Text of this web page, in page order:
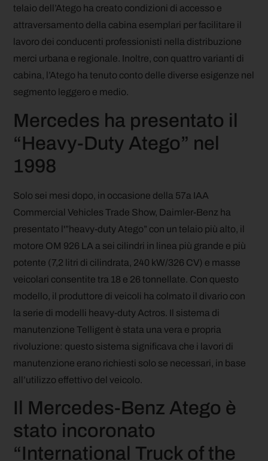
telaio dell’Atego ha creato condizioni di accesso e
attraversamento della cabina esemplari per facilitare il
lavoro dei conducenti professionisti nella distribuzione
merci urbana e regionale. Inoltre, con quattro varianti di
cabina, l’Atego ha tenuto conto delle diverse esigenze nel
segmento leggero e medio.
Mercedes ha presentato il
“Heavy-Duty Atego” nel
1998
Solo sei mesi dopo, in occasione della 57a IAA
Commercial Vehicles Trade Show, Daimler-Benz ha
presentato l'”heavy-duty Atego” con un telaio più alto, il
motore OM 926 LA a sei cilindri in linea più grande e più
potente (7,2 litri di cilindrata, 240 kW/326 CV) e masse
veicolari consentite tra 18 e 26 tonnellate. Con questo
modello, il produttore di veicoli ha colmato il divario con
la serie di modelli heavy-duty Actros. Il sistema di
manutenzione Telligent è stata una vera e propria
rivoluzione: questo sistema significava che i lavori di
manutenzione erano richiesti solo se necessari, in base
all’utilizzo effettivo del veicolo.
Il Mercedes-Benz Atego è
stato incoronato
“International Truck of the